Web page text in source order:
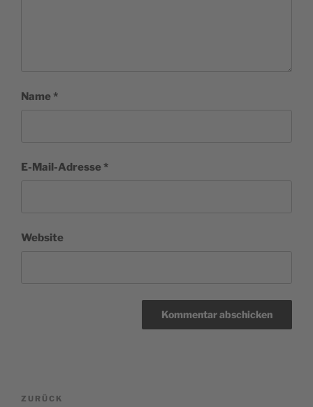
Name*
E-Mail-Adresse*
Website
Beitragsnavigation
Vorheriger
ZURÜCK